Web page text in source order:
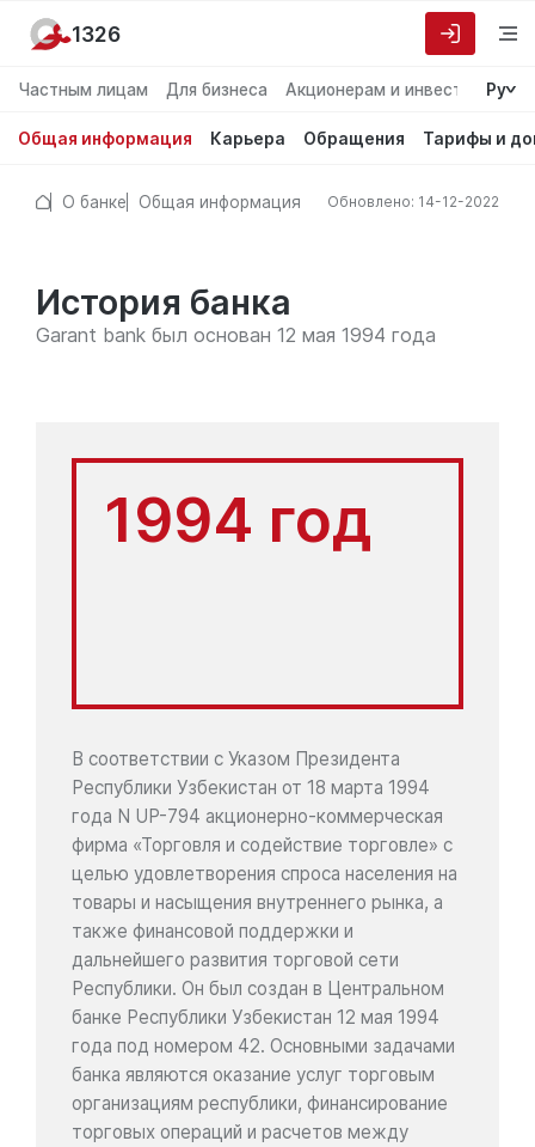
Частным лицам Для бизнеса Акционерам и инвесторам
Ру
Общая информация Карьера Обращения Тарифы и
1326
О банке Общая информация Обновлено: 14-12-2022
История банка
Garant bank был основан 12 мая 1994 года
1994 год
В соответствии с Указом Президента
Республики Узбекистан от 18 марта 1994
года N UP-794 акционерно-коммерческая
фирма «Торговля и содействие торговле» с
целью удовлетворения спроса населения на
товары и насыщения внутреннего рынка, а
также финансовой поддержки и
дальнейшего развития торговой сети
Республики. Он был создан в Центральном
банке Республики Узбекистан 12 мая 1994
года под номером 42. Основными задачами
банка являются оказание услуг торговым
организациям республики, финансирование
торговых операций и расчетов между